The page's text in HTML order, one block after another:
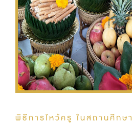
พิธีการไหว้ครู ในสถานศึกษา